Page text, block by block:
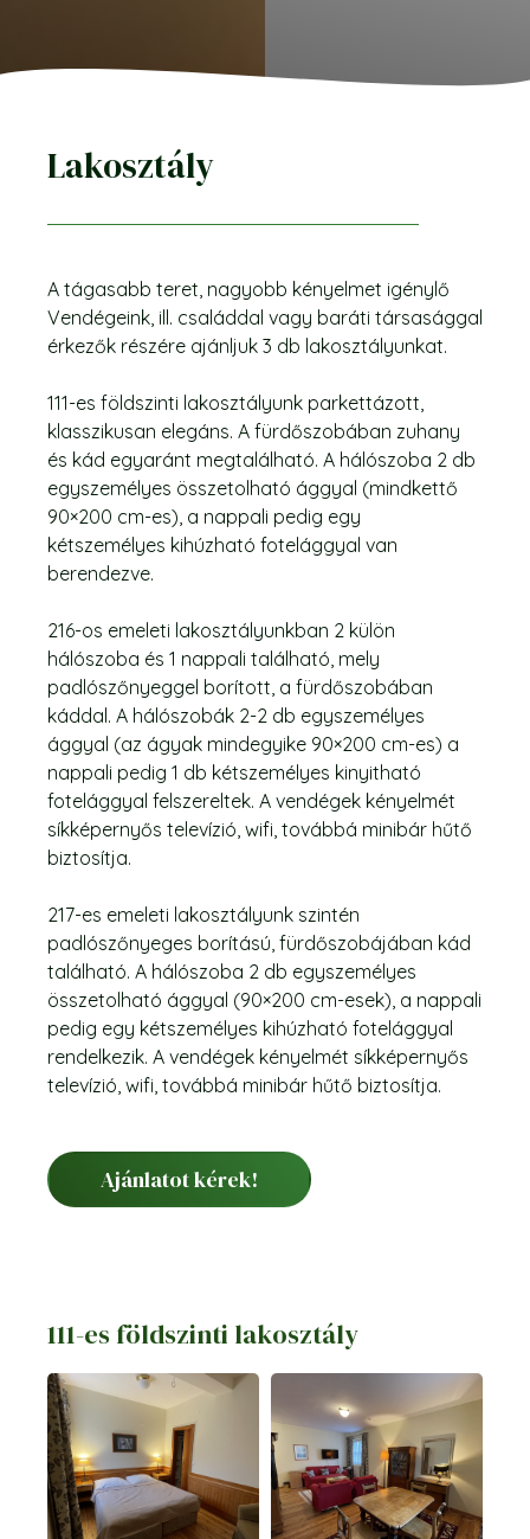
Lakosztály
A tágasabb teret, nagyobb kényelmet igénylő
Vendégeink, ill. családdal vagy baráti társasággal
érkezők részére ajánljuk 3 db lakosztályunkat.
111-es földszinti lakosztályunk parkettázott,
klasszikusan elegáns. A fürdőszobában zuhany
és kád egyaránt megtalálható. A hálószoba 2 db
egyszemélyes összetolható ággyal (mindkettő
90×200 cm-es), a nappali pedig egy
kétszemélyes kihúzható fotelággyal van
berendezve.
216-os emeleti lakosztályunkban 2 külön
hálószoba és 1 nappali található, mely
padlószőnyeggel borított, a fürdőszobában
káddal. A hálószobák 2-2 db egyszemélyes
ággyal (az ágyak mindegyike 90×200 cm-es) a
nappali pedig 1 db kétszemélyes kinyitható
fotelággyal felszereltek. A vendégek kényelmét
síkképernyős televízió, wifi, továbbá minibár hűtő
biztosítja.
217-es emeleti lakosztályunk szintén
padlószőnyeges borítású, fürdőszobájában kád
található. A hálószoba 2 db egyszemélyes
összetolható ággyal (90×200 cm-esek), a nappali
pedig egy kétszemélyes kihúzható fotelággyal
rendelkezik. A vendégek kényelmét síkképernyős
televízió, wifi, továbbá minibár hűtő biztosítja.
Ajánlatot kérek!
111-es földszinti lakosztály